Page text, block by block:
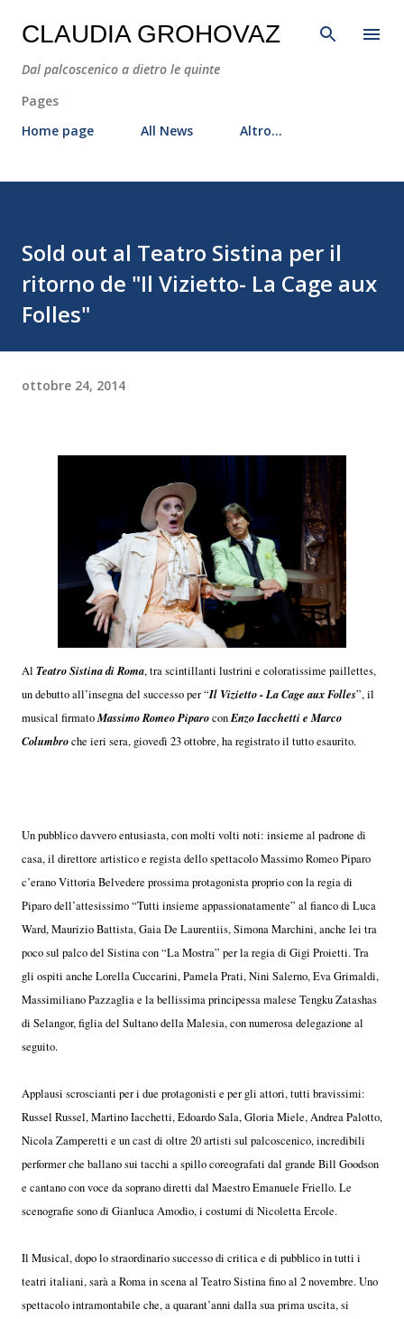
Passa ai contenuti principali
CLAUDIA GROHOVAZ
Dal palcoscenico a dietro le quinte
Pages
Home page
All News Altro…
Sold out al Teatro Sistina per il
ritorno de "Il Vizietto- La Cage aux
Folles"
ottobre 24, 2014
Al Teatro Sistina di Roma, tra scintillanti lustrini e coloratissime paillettes,
un debutto all’insegna del successo per “Il Vizietto - La Cage aux Folles”, il
musical firmatoMassimo Romeo PiparoconEnzo Iacchetti e Marco
Columbroche ieri sera, giovedì 23 ottobre, ha registrato il tutto esaurito.
Un pubblico davvero entusiasta, con molti volti noti: insieme al padrone di
casa, il direttore artistico e regista dello spettacolo Massimo Romeo Piparo
c’erano Vittoria Belvedere prossima protagonista proprio con la regia di
Piparo dell’attesissimo “Tutti insieme appassionatamente” al fianco di Luca
Ward, Maurizio Battista, Gaia De Laurentiis, Simona Marchini, anche lei tra
poco sul palco del Sistina con “La Mostra” per la regia di Gigi Proietti. Tra
gli ospiti anche Lorella Cuccarini, Pamela Prati, Nini Salerno, Eva Grimaldi,
Massimiliano Pazzaglia e la bellissima principessa malese Tengku Zatashas
di Selangor, figlia del Sultano della Malesia, con numerosa delegazione al
seguito.
Applausi scroscianti per i due protagonisti e per gli attori, tutti bravissimi:
Russel Russel, Martino Iacchetti, Edoardo Sala, Gloria Miele, Andrea Palotto,
Nicola Zamperetti e un cast di oltre 20 artisti sul palcoscenico, incredibili
performer che ballano sui tacchi a spillo coreografati dal grande Bill Goodson
e cantano con voce da soprano diretti dal Maestro Emanuele Friello. Le
scenografie sono di Gianluca Amodio, i costumi di Nicoletta Ercole.
Il Musical, dopo lo straordinario successo di critica e di pubblico in tutti i
teatri italiani, sarà a Roma in scena al Teatro Sistina fino al 2 novembre. Uno
spettacolo intramontabile che, a quarant’anni dalla sua prima uscita, si